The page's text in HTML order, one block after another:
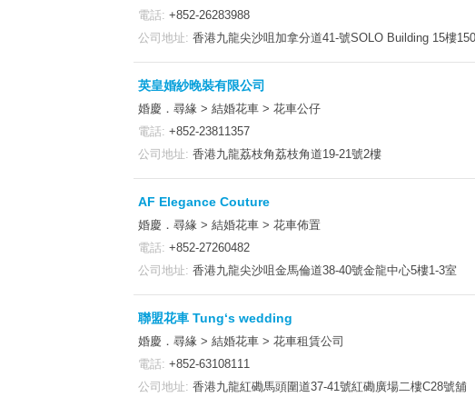
電話: +852-26283988
公司地址: 香港九龍尖沙咀加拿分道41-號SOLO Building 15樓
英皇婚紗晚裝有限公司
婚慶．尋緣 > 結婚花車 > 花車公仔
電話: +852-23811357
公司地址: 香港九龍荔枝角荔枝角道19-21號2樓
AF Elegance Couture
婚慶．尋緣 > 結婚花車 > 花車佈置
電話: +852-27260482
公司地址: 香港九龍尖沙咀金馬倫道38-40號金龍中心5樓1-3室
聯盟花車 Tung‘s wedding
婚慶．尋緣 > 結婚花車 > 花車租賃公司
電話: +852-63108111
公司地址: 香港九龍紅磡馬頭圍道37-41號紅磡廣場二樓C28號舖